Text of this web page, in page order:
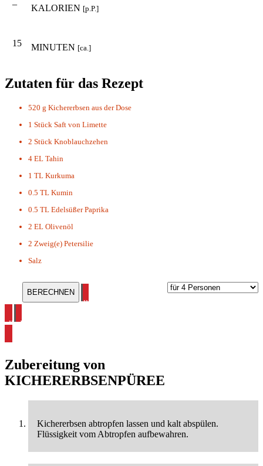
– KALORIEN [p.P.]
15 MINUTEN [ca.]
Zutaten für das Rezept
520 g Kichererbsen aus der Dose
1 Stück Saft von Limette
2 Stück Knoblauchzehen
4 EL Tahin
1 TL Kurkuma
0.5 TL Kumin
0.5 TL Edelsüßer Paprika
2 EL Olivenöl
2 Zweig(e) Petersilie
Salz
alle Hummus Rezepte ansehen
alle Kichererbsen Rezepte ansehen
Zubereitung von
KICHERERBSENPÜREE
Kichererbsen abtropfen lassen und kalt abspülen.
Flüssigkeit vom Abtropfen aufbewahren.